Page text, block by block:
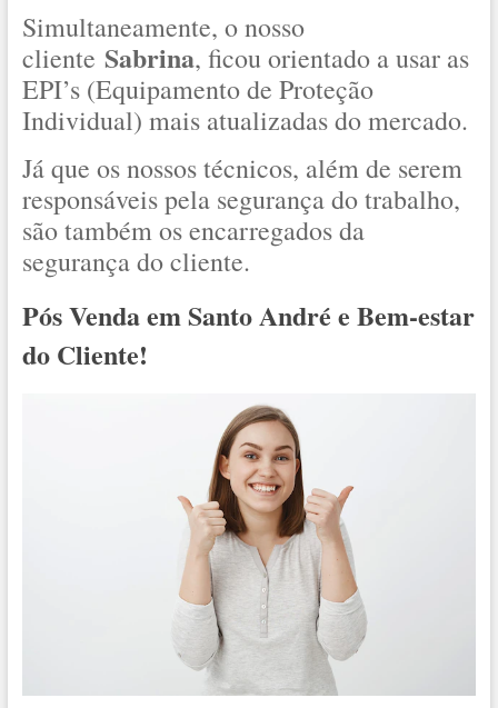
Simultaneamente, o nosso
cliente Sabrina, ficou orientado a usar as
EPI’s (Equipamento de Proteção
Individual) mais atualizadas do mercado.
Já que os nossos técnicos, além de serem
responsáveis pela segurança do trabalho,
são também os encarregados da
segurança do cliente.
Pós Venda em Santo André e Bem-estar
do Cliente!